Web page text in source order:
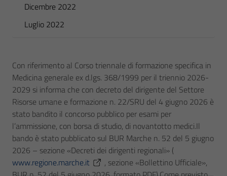
Dicembre 2022
Luglio 2022
Con riferimento al Corso triennale di formazione specifica in
Medicina generale ex d.lgs. 368/1999 per il triennio 2026-
2029 si informa che con decreto del dirigente del Settore
Risorse umane e formazione n. 22/SRU del 4 giugno 2026 è
stato bandito il concorso pubblico per esami per
l’ammissione, con borsa di studio, di novantotto medici.Il
bando è stato pubblicato sul BUR Marche n. 52 del 5 giugno
2026 – sezione «Decreti dei dirigenti regionali» (
www.regione.marche.it
, sezione «Bollettino Ufficiale»,